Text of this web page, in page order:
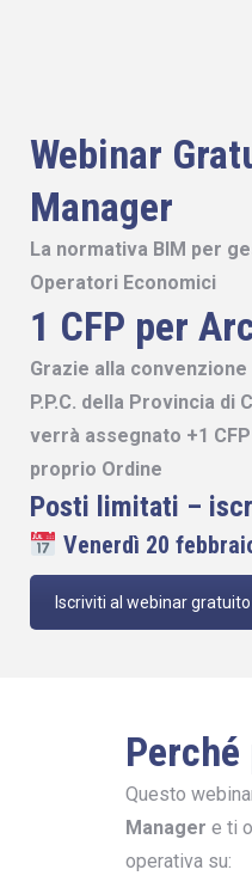
Webinar
Manager
La normativa BIM per
Operatori Economici
1 CFP per
Grazie alla
P.P.C. della Provincia di
verrà assegnato +1
proprio Ordine
Posti limitati –
Venerdì 20
Iscriviti al webinar gratuito
Questo
Manager e ti
operativa su: